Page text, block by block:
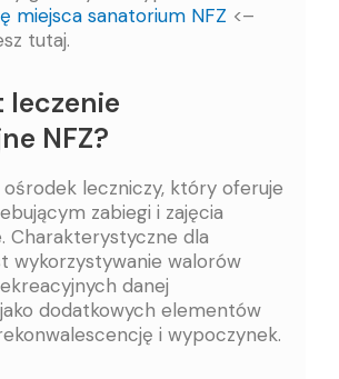
miejsca sanatorium NFZ <–
tutaj.
leczenie
NFZ?
leczniczy, który oferuje
zabiegi i zajęcia
Charakterystyczne dla
wykorzystywanie walorów
danej
dodatkowych elementów
i wypoczynek.